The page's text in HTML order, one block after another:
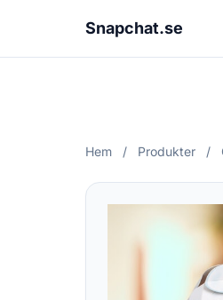
Snapchat.se
Hem / Produkter /